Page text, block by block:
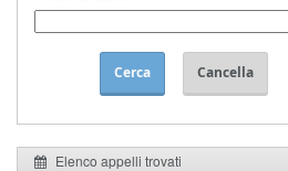
Cerca Cancella
Elenco appelli trovati